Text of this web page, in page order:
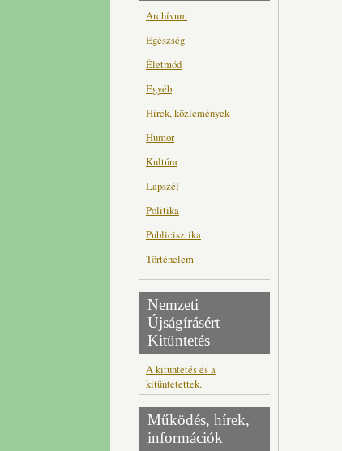
Archívum
Egészség
Életmód
Egyéb
Hírek, közlemények
Humor
Kultúra
Lapszél
Politika
Publicisztika
Történelem
Nemzeti
Újságírásért
Kitüntetés
A kitüntetés és a
kitüntetettek.
Működés, hírek,
információk